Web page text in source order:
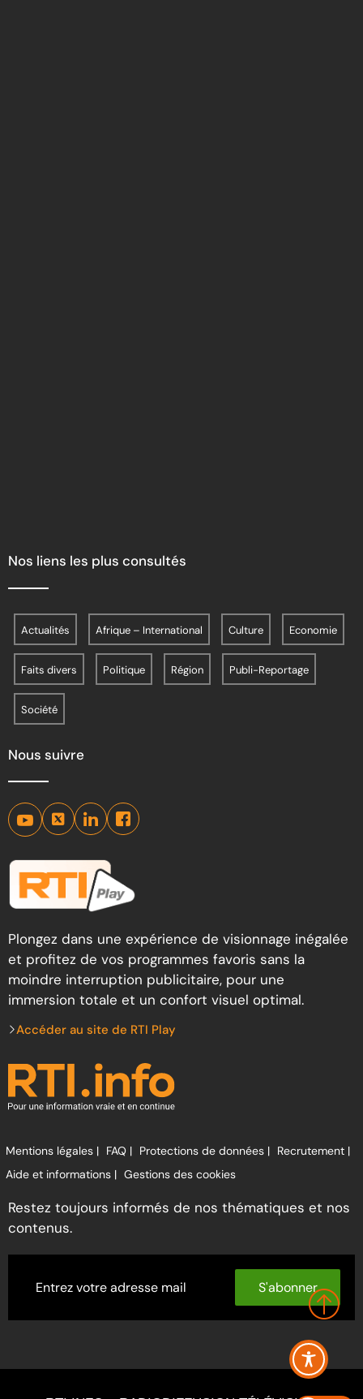
Nos liens les plus consultés
Actualités Afrique – International Culture Economie
Faits divers Politique Région Publi-Reportage
Société
Nous suivre
Plongez dans une expérience de visionnage inégalée
et profitez de vos programmes favoris sans la
moindre interruption publicitaire, pour une
immersion totale et un confort visuel optimal.
Accéder au site de RTI Play
Mentions légales | FAQ | Protections de données | Recrutement |
Aide et informations | Gestions des cookies
Restez toujours informés de nos thématiques et nos
contenus.
S'abonner